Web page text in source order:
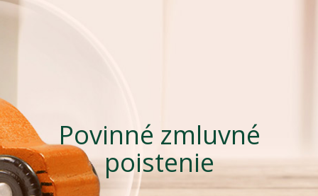
Povinné zmluvné
poistenie